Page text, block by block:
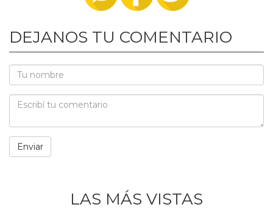
DEJANOS TU COMENTARIO
LAS MÁS VISTAS